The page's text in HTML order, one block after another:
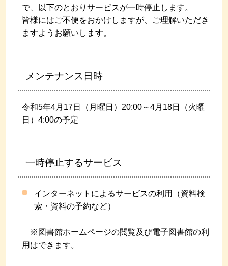
で、以下のとおりサービスが一時停止します。
皆様にはご不便をおかけしますが、ご理解いただき
ますようお願いします。
メンテナンス日時
令和5年4月17日（月曜日）20:00～4月18日（火曜
日）4:00の予定
一時停止するサービス
インターネットによるサービスの利用（資料検
索・資料の予約など）
※図書館ホームページの閲覧及び電子図書館の利
用はできます。